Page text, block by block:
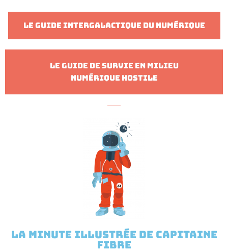
Le guide intergalactique du numérique
Le guide de survie en milieu
numérique hostile
La minute illustrée de capitaine
fibre